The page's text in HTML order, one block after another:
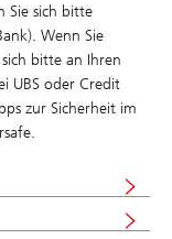
Sie sich bitte
Wenn Sie
bitte an Ihren
UBS oder Credit
zur Sicherheit im